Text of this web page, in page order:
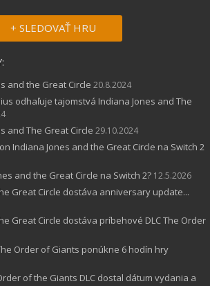
+ SLEDOVAŤ HRU
and the Great Circle 20.8.2024
odhaľuje tajomstvá Indiana Jones and The
and The Great Circle 29.10.2024
Indiana Jones and the Great Circle na Switch 2
and the Great Circle na Switch 2? 12.5.2026
Great Circle dostáva anniversary update...
Great Circle dostáva príbehové DLC The Order
Order of Giants ponúkne 6 hodín hry
of the Giants DLC dostal dátum vydania a